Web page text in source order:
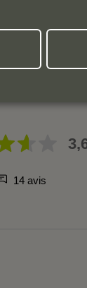
14 avis